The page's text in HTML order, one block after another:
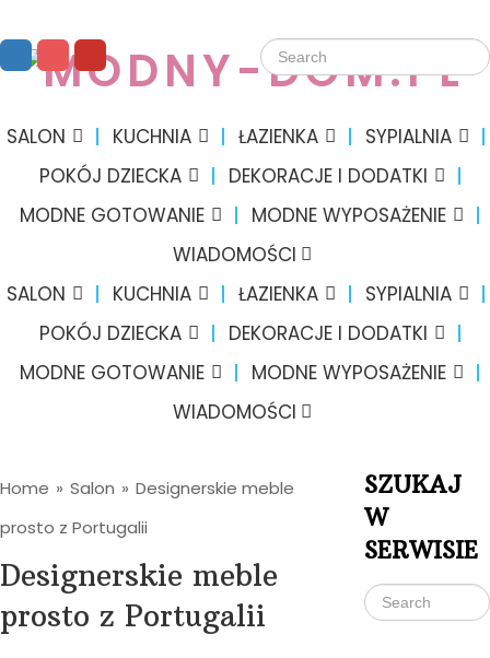
SALON KUCHNIA ŁAZIENKA
SYPIALNIA
POKÓJ DZIECKA
DEKORACJE I DODATKI
MODNE GOTOWANIE
MODNE WYPOSAŻENIE
WIADOMOŚCI
SALON
KUCHNIA ŁAZIENKA
SYPIALNIA
POKÓJ DZIECKA
DEKORACJE I DODATKI
MODNE GOTOWANIE
MODNE WYPOSAŻENIE
WIADOMOŚCI
Home » Salon » Designerskie meble
prosto z Portugalii
Designerskie meble
prosto z Portugalii
SZUKAJ
W
SERWISIE